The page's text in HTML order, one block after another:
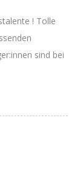
! Tolle
sind bei